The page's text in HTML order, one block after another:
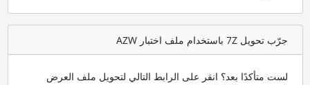
جرّب تحويل 7Z باستخدام ملف اختبار AZW
لست متأكدًا بعد؟ انقر على الرابط التالي لتحويل ملف العرض